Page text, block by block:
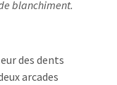
blanchiment.
des dents
arcades